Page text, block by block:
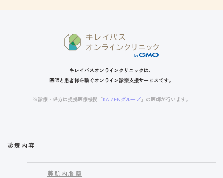
キレイパスオンラインクリニックは、
医師と患者様を繋ぐオンライン診察支援サービスです。
※診療・処方は提携医療機関「KAIZENグループ」の医師が行います。
診療内容
美肌内服薬